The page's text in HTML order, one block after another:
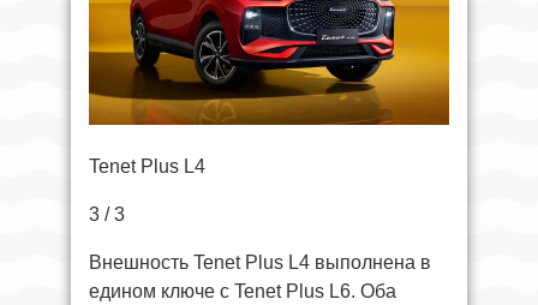
Tenet Plus L4
3 / 3
Внешность Tenet Plus L4 выполнена в
едином ключе с Tenet Plus L6. Оба